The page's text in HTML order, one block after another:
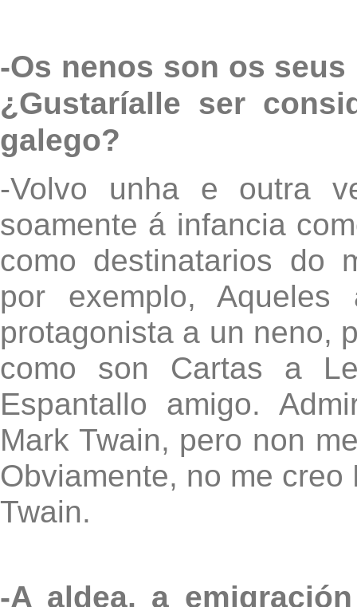
-Os nenos son os
¿Gustaríalle ser
galego?
-Volvo unha e outra
soamente á infancia
como destinatarios do
por exemplo,
protagonista a un neno,
como son Cartas a
Espantallo amigo.
Mark Twain, pero non
Obviamente, no me creo
Twain.
-A aldea, a